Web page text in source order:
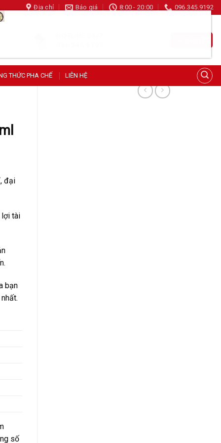
Địa chỉ Báo giá 8:00 - 20:00 096.345.9192
THỨC PHA CHẾ LIÊN HỆ
đại
tài
bạn
số